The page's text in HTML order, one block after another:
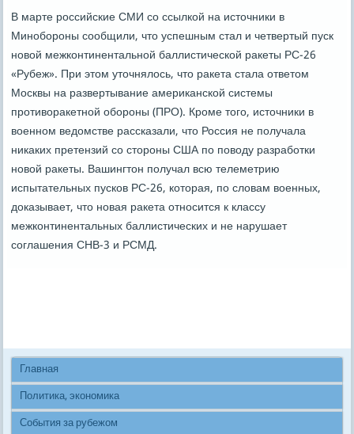
В марте российские СМИ со ссылкой на источники в
Минобороны сообщили, что успешным стал и четвертый пуск
новой межконтинентальной баллистической ракеты РС-26
«Рубеж». При этом уточнялось, что ракета стала ответом
Москвы на развертывание американской системы
противоракетной обороны (ПРО). Кроме того, источники в
военном ведомстве рассказали, что Россия не получала
никаких претензий со стороны США по поводу разработки
новой ракеты. Вашингтон получал всю телеметрию
испытательных пусков РС-26, которая, по словам военных,
доказывает, что новая ракета относится к классу
межконтинентальных баллистических и не нарушает
соглашения СНВ-3 и РСМД.
Главная
Политика, экономика
События за рубежом